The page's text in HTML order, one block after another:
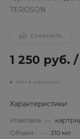
TEROSON
СРАВНИТЬ
1 250 руб. /
Нет в наличии
Характеристики
Упаковка —
Объем : — 310 мл